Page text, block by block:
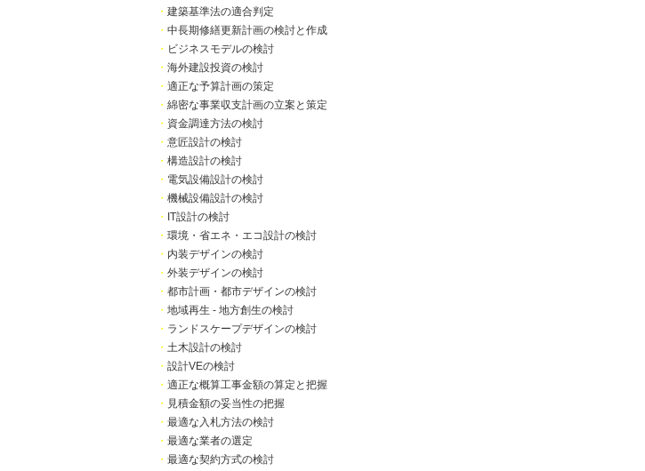
・ 建築基準法の適合判定
・ 中長期修繕更新計画の検討と作成
・ ビジネスモデルの検討
・ 海外建設投資の検討
・ 適正な予算計画の策定
・ 綿密な事業収支計画の立案と策定
・ 資金調達方法の検討
・ 意匠設計の検討
・ 構造設計の検討
・ 電気設備設計の検討
・ 機械設備設計の検討
・ IT設計の検討
・ 環境・省エネ・エコ設計の検討
・ 内装デザインの検討
・ 外装デザインの検討
・ 都市計画・都市デザインの検討
・ 地域再生 - 地方創生の検討
・ ランドスケープデザインの検討
・ 土木設計の検討
・ 設計VEの検討
・ 適正な概算工事金額の算定と把握
・ 見積金額の妥当性の把握
・ 最適な入札方法の検討
・ 最適な業者の選定
・ 最適な契約方式の検討